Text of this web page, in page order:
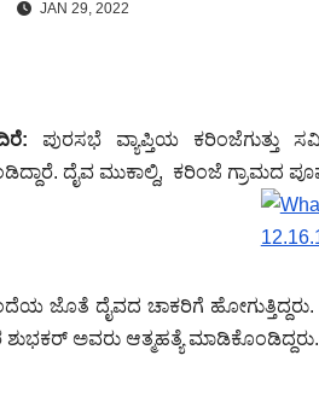
JAN 29, 2022
ಪುರಸಭೆ ವ್ಯಾಪ್ತಿಯ ಕರಿಂಜೆಗುತ್ತು
ದೈವ ಮುಕಾಲ್ದಿ, ಕರಿಂಜೆ ಗ್ರಾಮದ
ಜೊತೆ ದೈವದ ಚಾಕರಿಗೆ
ಅವರು ಆತ್ಮಹತ್ಯೆ ಮಾಡಿಕೊಂಡಿದ್ದರು.